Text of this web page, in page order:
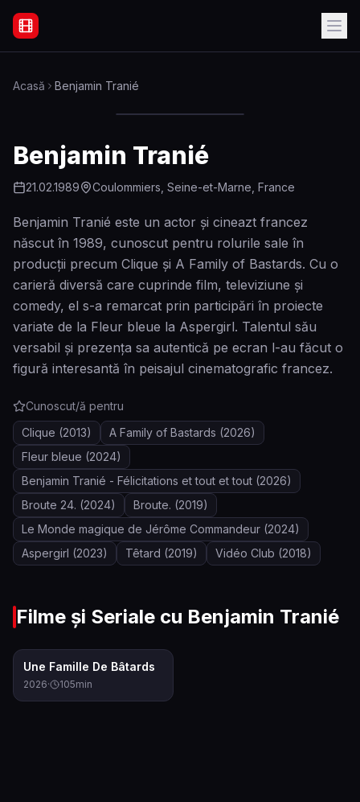
Filme Online Subtitrate - Acasă
Acasă Benjamin Tranié
Benjamin Tranié
21.02.1989 Coulommiers, Seine-et-Marne, France
Benjamin Tranié este un actor și cineazt francez
născut în 1989, cunoscut pentru rolurile sale în
producții precum Clique și A Family of Bastards. Cu o
carieră diversă care cuprinde film, televiziune și
comedy, el s-a remarcat prin participări în proiecte
variate de la Fleur bleue la Aspergirl. Talentul său
versabil și prezența sa autentică pe ecran l-au făcut o
figură interesantă în peisajul cinematografic francez.
Cunoscut/ă pentru
Clique (2013) A Family of Bastards (2026)
Fleur bleue (2024)
Benjamin Tranié - Félicitations et tout et tout (2026)
Broute 24. (2024) Broute. (2019)
Le Monde magique de Jérôme Commandeur (2024)
Aspergirl (2023) Têtard (2019) Vidéo Club (2018)
Filme și Seriale cu Benjamin Tranié
5.4
Une Famille De Bâtards
2026· 105min